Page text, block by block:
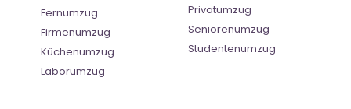
Fernumzug
Firmenumzug
Küchenumzug
Laborumzug
Privatumzug
Seniorenumzug
Studentenumzug